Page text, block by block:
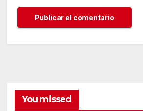
You missed